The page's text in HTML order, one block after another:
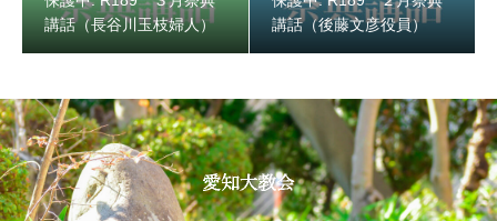
講話（長谷川玉枝婦人）
講話（後藤文彦役員）